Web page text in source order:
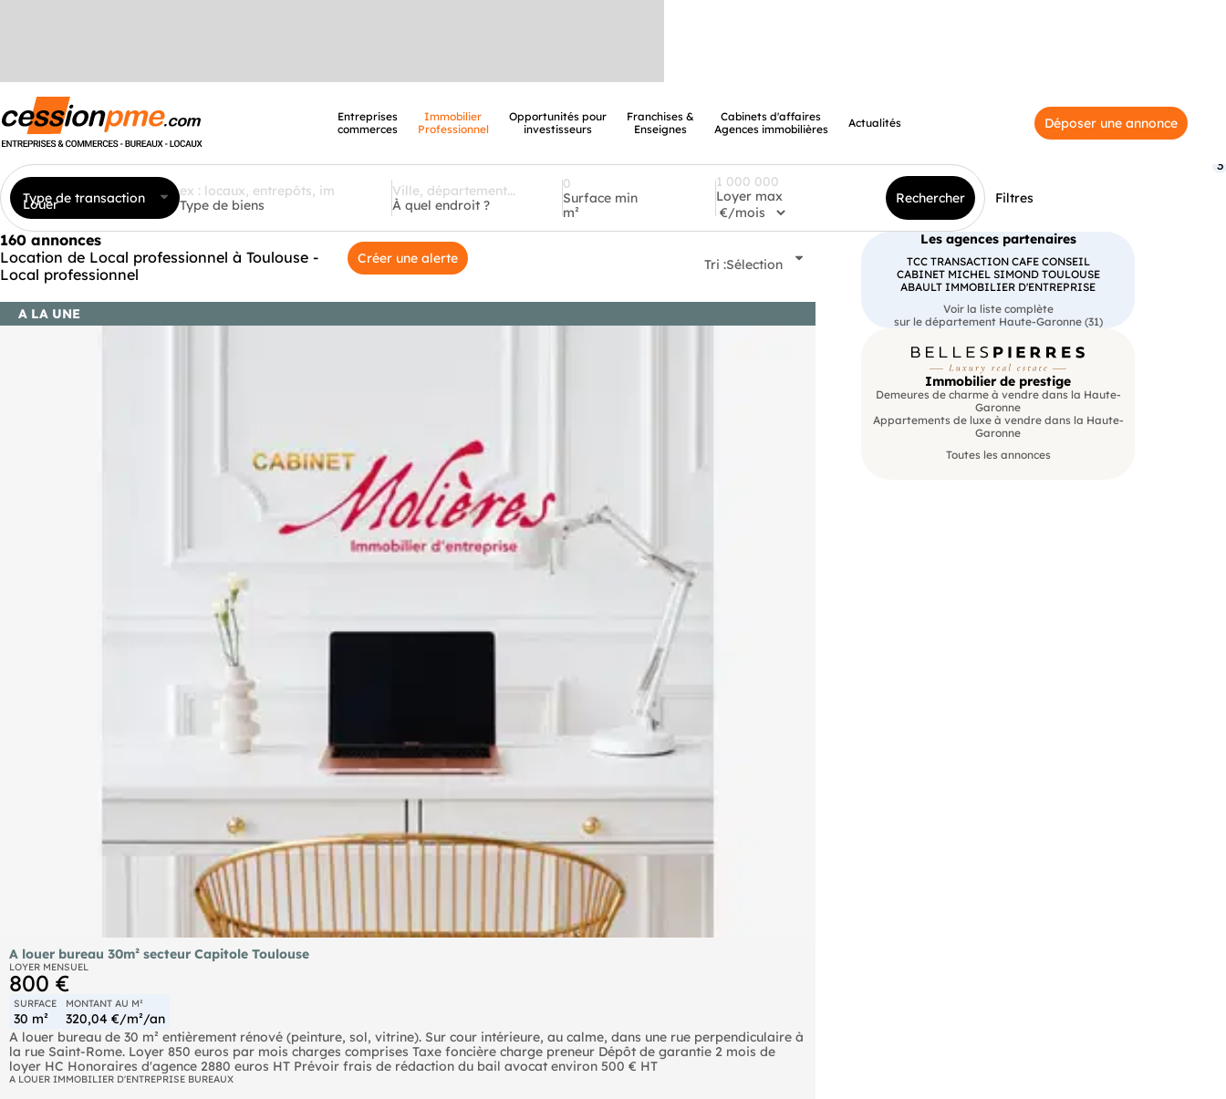
Entreprises
commerces
Immobilier
Professionnel
Opportunités pour
investisseurs
Franchises &
Enseignes
Cabinets d'affaires
Agences immobilières
Actualités Déposer une annonce
Type de transaction
Louer Type de biens À quel endroit ?
Surface min
m²
Loyer max Rechercher Filtres
3
160 annonces
Location de Local professionnel à Toulouse -
Local professionnel
Créer une alerte Tri :Sélection
A LA UNE
A louer bureau 30m² secteur Capitole Toulouse
LOYER MENSUEL
800 €
SURFACE
30 m²
MONTANT AU M²
320,04 €/m²/an
A louer bureau de 30 m² entièrement rénové (peinture, sol, vitrine). Sur cour intérieure, au calme, dans une rue perpendiculaire à
la rue Saint-Rome. Loyer 850 euros par mois charges comprises Taxe foncière charge preneur Dépôt de garantie 2 mois de
loyer HC Honoraires d'agence 2880 euros HT Prévoir frais de rédaction du bail avocat environ 500 € HT
A LOUER IMMOBILIER D'ENTREPRISE BUREAUX
Les agences partenaires
TCC TRANSACTION CAFE CONSEIL
CABINET MICHEL SIMOND TOULOUSE
ABAULT IMMOBILIER D'ENTREPRISE
Voir la liste complète
sur le département Haute-Garonne (31)
Immobilier de prestige
Demeures de charme à vendre dans la Haute-
Garonne
Appartements de luxe à vendre dans la Haute-
Garonne
Toutes les annonces